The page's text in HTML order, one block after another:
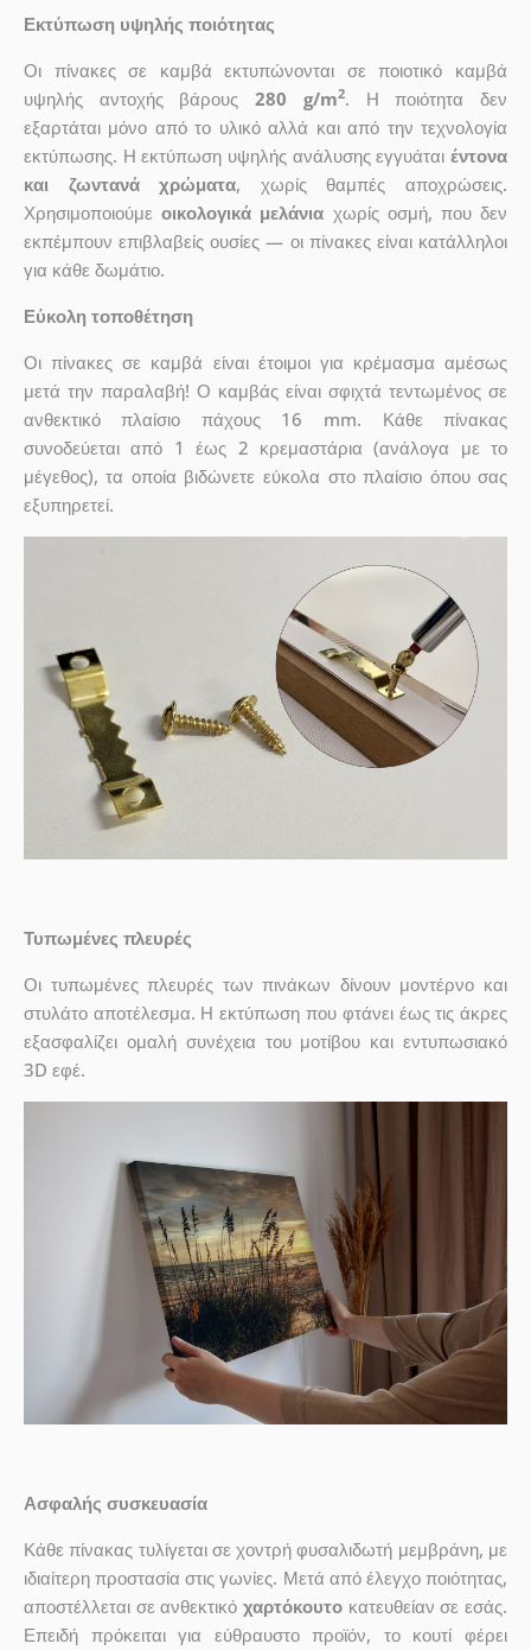
Εκτύπωση υψηλής ποιότητας
Οι πίνακες σε καμβά εκτυπώνονται σε ποιοτικό καμβά
υψηλής αντοχής βάρους280 g/m2. Η ποιότητα δεν
εξαρτάται μόνο από το υλικό αλλά και από την τεχνολογία
εκτύπωσης. Η εκτύπωση υψηλής ανάλυσης εγγυάταιέντονα
και ζωντανά χρώματα, χωρίς θαμπές αποχρώσεις.
Χρησιμοποιούμεοικολογικά μελάνια χωρίς οσμή, που δεν
εκπέμπουν επιβλαβείς ουσίες — οι πίνακες είναι κατάλληλοι
για κάθε δωμάτιο.
Εύκολη τοποθέτηση
Οι πίνακες σε καμβά είναι έτοιμοι για κρέμασμα αμέσως
μετά την παραλαβή! Ο καμβάς είναι σφιχτά τεντωμένος σε
ανθεκτικό πλαίσιο πάχους 16 mm. Κάθε πίνακας
συνοδεύεται από 1 έως 2 κρεμαστάρια (ανάλογα με το
μέγεθος), τα οποία βιδώνετε εύκολα στο πλαίσιο όπου σας
εξυπηρετεί.
Τυπωμένες πλευρές
Οι τυπωμένες πλευρές των πινάκων δίνουν μοντέρνο και
στυλάτο αποτέλεσμα. Η εκτύπωση που φτάνει έως τις άκρες
εξασφαλίζει ομαλή συνέχεια του μοτίβου και εντυπωσιακό
3D εφέ.
Ασφαλής συσκευασία
Κάθε πίνακας τυλίγεται σε χοντρή φυσαλιδωτή μεμβράνη, με
ιδιαίτερη προστασία στις γωνίες. Μετά από έλεγχο ποιότητας,
αποστέλλεται σε ανθεκτικό χαρτόκουτο κατευθείαν σε εσάς.
Επειδή πρόκειται για εύθραυστο προϊόν, το κουτί φέρει